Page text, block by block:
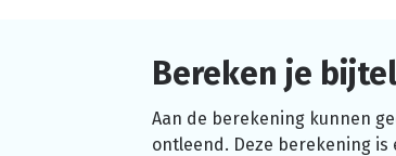
Bereken je
Aan de berekening kunnen
ontleend. Deze berekening